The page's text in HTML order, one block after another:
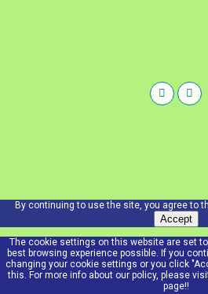
By continuing to use the site, you agree to
Accept
The cookie settings on this website are set
best browsing experience possible. If you
changing your cookie settings or you click
this. For more info about our policy, please
page!!